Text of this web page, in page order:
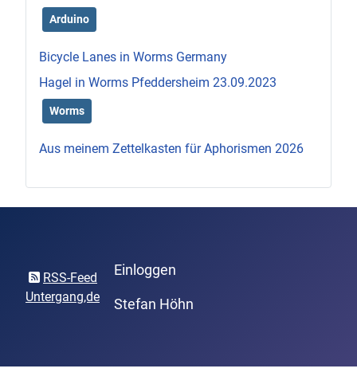
Arduino
Bicycle Lanes in Worms Germany
Hagel in Worms Pfeddersheim 23.09.2023
Worms
Aus meinem Zettelkasten für Aphorismen 2026
RSS-Feed
Untergang,de
Einloggen
Stefan Höhn